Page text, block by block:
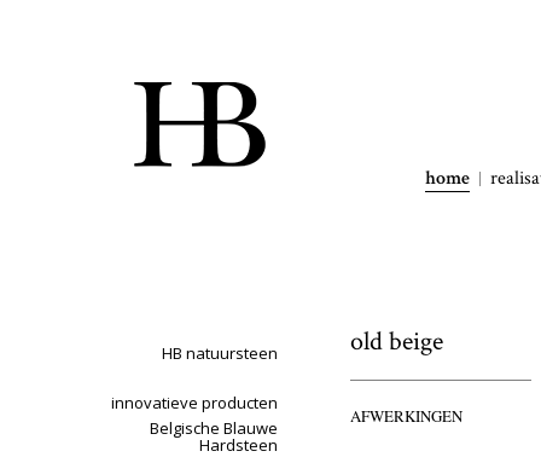
home
HB natuursteen
innovatieve producten
Belgische Blauwe
Hardsteen
old beige
AFWERKINGEN